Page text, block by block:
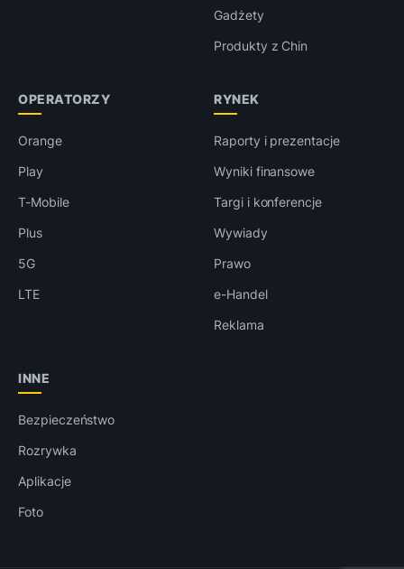
Gadżety
Produkty z Chin
OPERATORZY
Orange
Play
T-Mobile
Plus
5G
LTE
RYNEK
Raporty i prezentacje
Wyniki finansowe
Targi i konferencje
Wywiady
Prawo
e-Handel
Reklama
INNE
Bezpieczeństwo
Rozrywka
Aplikacje
Foto